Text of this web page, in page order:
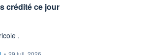
crédité ce jour
.